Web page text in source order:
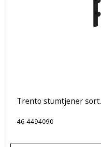
Trento stumtjener sort.
46-4494090